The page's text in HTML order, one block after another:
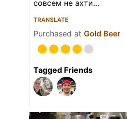
совсем не ахти…
TRANSLATE
Purchased at Gold Beer
Tagged Friends